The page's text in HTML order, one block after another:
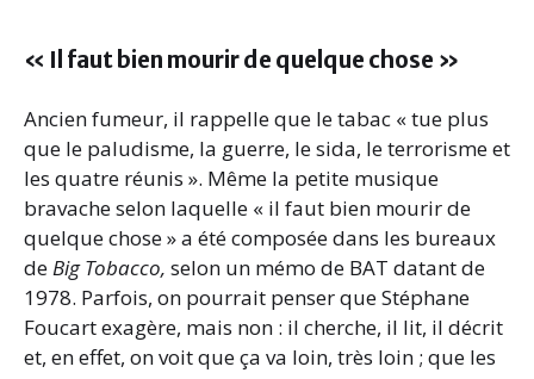
« Il faut bien mourir de quelque chose »
Ancien fumeur, il rappelle que le tabac « tue plus
que le paludisme, la guerre, le sida, le terrorisme et
les quatre réunis ». Même la petite musique
bravache selon laquelle « il faut bien mourir de
quelque chose » a été composée dans les bureaux
deBig Tobacco, selon un mémo de BAT datant de
1978. Parfois, on pourrait penser que Stéphane
Foucart exagère, mais non : il cherche, il lit, il décrit
et, en effet, on voit que ça va loin, très loin ; que les